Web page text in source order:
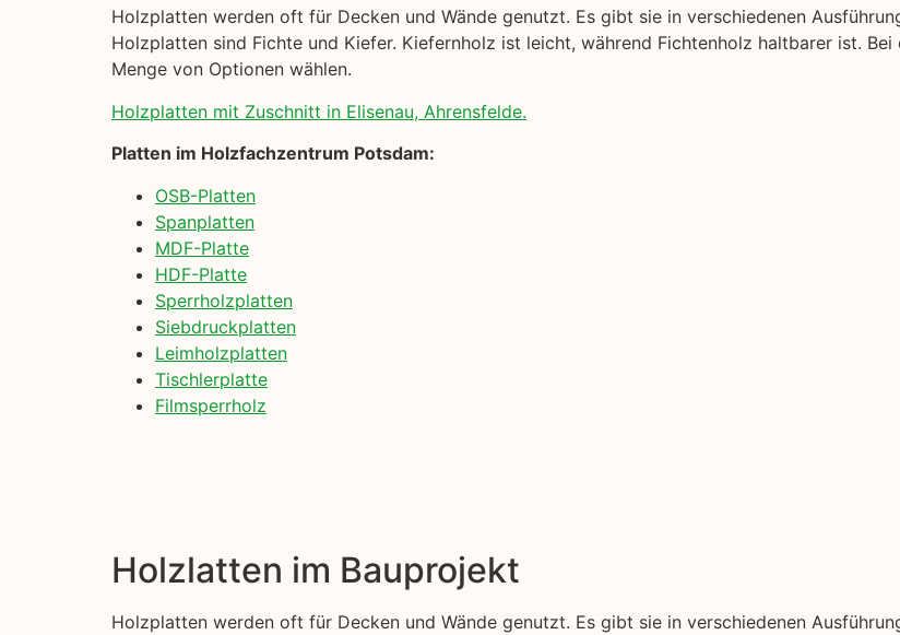
Holzplatten werden oft für Decken und Wände genutzt. Es gibt sie in verschiedenen
Holzplatten sind Fichte und Kiefer. Kiefernholz ist leicht, während Fichtenholz haltbarer ist.
Menge von Optionen wählen.
Holzplatten mit Zuschnitt in Elisenau, Ahrensfelde.
Platten im Holzfachzentrum Potsdam:
OSB-Platten
Spanplatten
MDF-Platte
HDF-Platte
Sperrholzplatten
Siebdruckplatten
Leimholzplatten
Tischlerplatte
Filmsperrholz
Holzlatten im Bauprojekt
Holzplatten werden oft für Decken und Wände genutzt. Es gibt sie in verschiedenen